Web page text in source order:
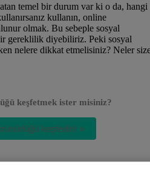
temel bir durum var ki o da, hangi
kullanın, online
olmak. Bu sebeple sosyal
gereklilik diyebiliriz. Peki sosyal
nelere dikkat etmelisiniz? Neler
keşfetmek ister misiniz?
keşfedin! »